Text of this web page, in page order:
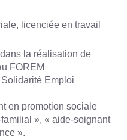
licenciée en travail
la réalisation de
FOREM
Emploi
en promotion sociale
», « aide-soignant
».